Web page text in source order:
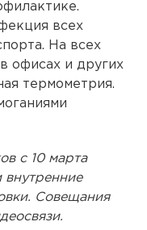
всех
На всех
офисах и других
термометрия.
с 10 марта
внутренние
Совещания